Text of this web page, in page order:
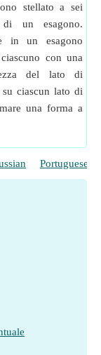
stellato a sei
un esagono.
in un esagono
con una
del lato di
ciascun lato di
una forma a
Portuguese